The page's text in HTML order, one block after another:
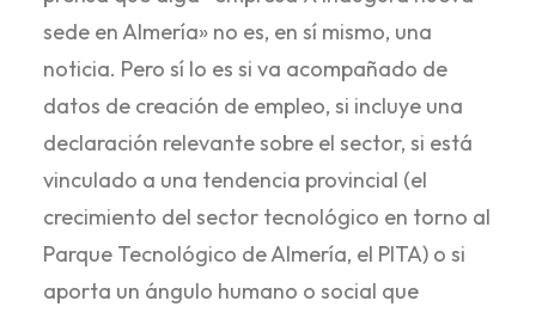
sede en Almería» no es, en sí mismo, una
noticia. Pero sí lo es si va acompañado de
datos de creación de empleo, si incluye una
declaración relevante sobre el sector, si está
vinculado a una tendencia provincial (el
crecimiento del sector tecnológico en torno al
Parque Tecnológico de Almería, el PITA) o si
aporta un ángulo humano o social que